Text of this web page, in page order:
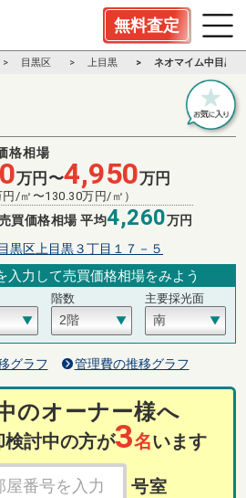
無料査定
目黒区 上目黒 ネオマイム中目黒
格相場
万円〜4,950万円
円/㎡〜130.30万円/㎡）
買価格相場 平均4,260万円
黒区上目黒３丁目１７－５
入力して売買価格相場をみよう
階数 主要採光面
グラフ 管理費の推移グラフ
のオーナー様へ
討中の方が3名います
号室